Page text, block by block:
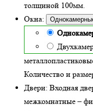
толщиной 100мм.
Окна:
Количество и
Двери: Входная
межкомнатные –